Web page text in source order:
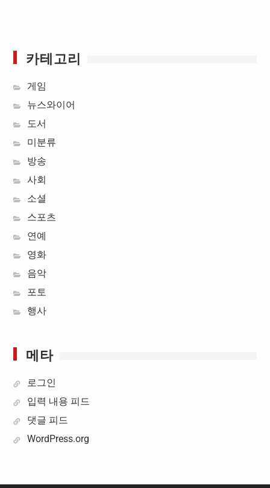
카테고리
게임
뉴스와이어
도서
미분류
방송
사회
소셜
스포츠
연예
영화
음악
포토
행사
메타
로그인
입력 내용 피드
댓글 피드
WordPress.org